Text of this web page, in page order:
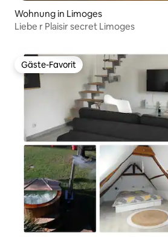
Wohnung in Limoges
Liebe r Plaisir secret Limoges
Gäste-Favorit
Gäste-Favorit